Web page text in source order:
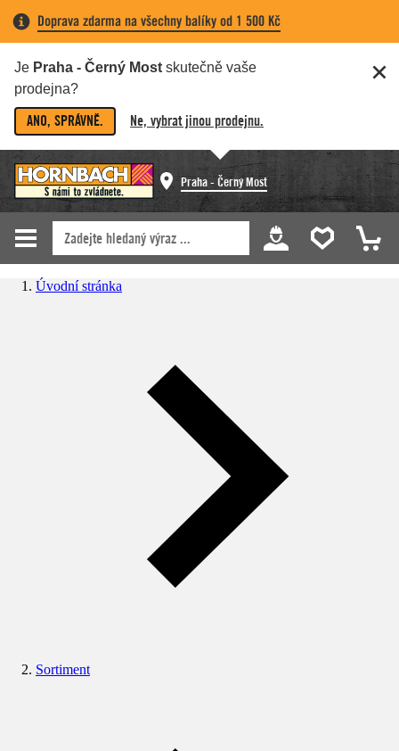
Doprava zdarma na všechny balíky od 1 500 Kč
Je Praha - Černý Most skutečně vaše
prodejna?
ANO, SPRÁVNĚ. Ne, vybrat jinou prodejnu.
Praha - Černý Most
Úvodní stránka
Sortiment